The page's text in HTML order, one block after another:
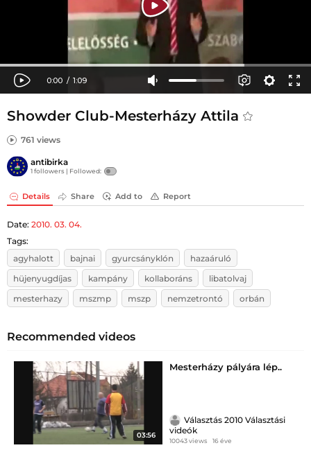
Showder Club-Mesterházy Attila
761 views
antibirka
1 followers | Followed:
Details Share Add to Report
Date: 2010. 03. 04.
Tags:
agyhalott
bajnai gyurcsányklón
hazaáruló
hüjenyugdíjas
kampány kollaboráns
libatolvaj
mesterhazy
mszmp mszp nemzetrontó orbán
Recommended videos
03:56
Mesterházy pályára lép..
Választás 2010 Választási
videók
10043 views 16 éve